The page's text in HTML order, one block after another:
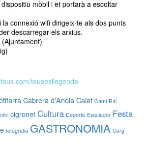
mòbil i et portarà a escoltar
la connexió wifi dirigeix-te als dos punts
descarregar els arxius.
(Ajuntament)
tousesllegenda
Cabrera d'Anoia Calaf Camí Ral
cigronet Cultura Deporte Esquiador Festa
fotografia GASTRONOMIA Gorg